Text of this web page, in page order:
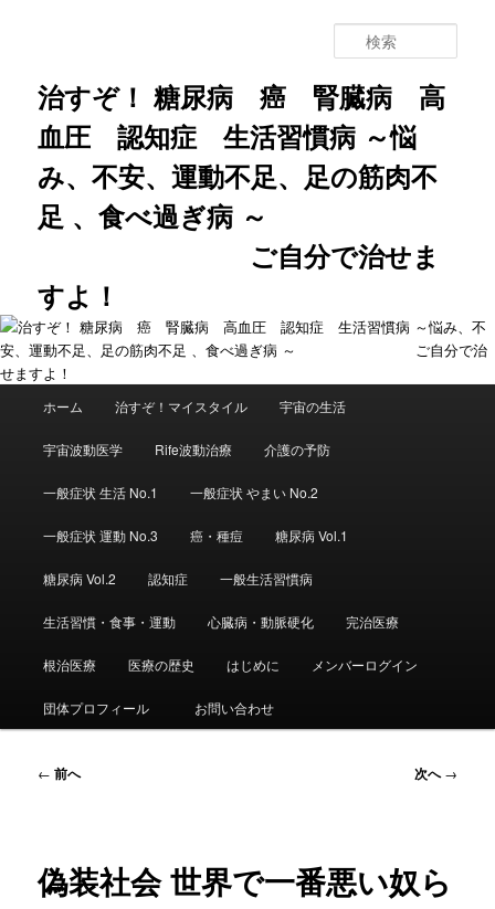
治すぞ！ 糖尿病 癌 腎臓病 高
血圧 認知症 生活習慣病 ～悩
み、不安、運動不足、足の筋肉不
足 、食べ過ぎ病 ～
ご自分で治せま
すよ！
索
ホーム 治すぞ！マイスタイル 宇宙の生活
宇宙波動医学 Rife波動治療 介護の予防
一般症状 生活 No.1 一般症状 やまい No.2
一般症状 運動 No.3 癌・種痘 糖尿病 Vol.1
糖尿病 Vol.2 認知症 一般生活習慣病
生活習慣・食事・運動 心臓病・動脈硬化 完治医療
根治医療 医療の歴史 はじめに メンバーログイン
団体プロフィール お問い合わせ
投
ゲ
ー
← 前へ 次へ→
偽装社会 世界で一番悪い奴ら